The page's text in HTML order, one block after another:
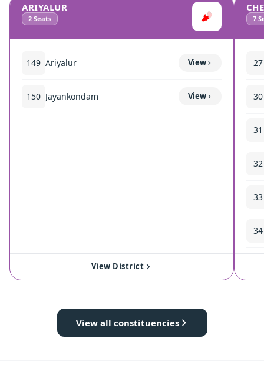
ARIYALUR
2 Seats
149 Ariyalur View
150 Jayankondam View
View District
7
27
30
31
32
33
34
View all constituencies